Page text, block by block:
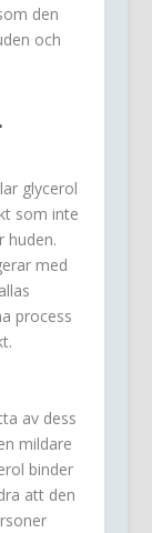
den
och
glycerol
som inte
huden.
med
process
av dess
mildare
binder
att den